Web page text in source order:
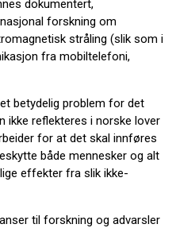
dokumentert,
forskning om
stråling (slik som i
fra mobiltelefoni,
betydelig problem for det
ikke reflekteres i norske lover
for at det skal innføres
både mennesker og alt
effekter fra slik ikke-
til forskning og advarsler